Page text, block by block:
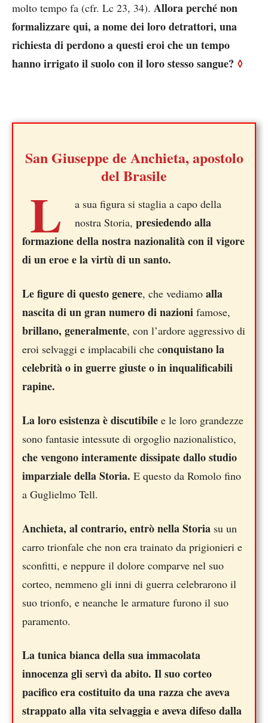
molto tempo fa (cfr. Lc 23, 34). Allora perché non
formalizzare qui, a nome dei loro detrattori, una
richiesta di perdono a questi eroi che un tempo
hanno irrigato il suolo con il loro stesso sangue? ◊
San Giuseppe de Anchieta, apostolo
del Brasile
L
a sua figura si staglia a capo della
nostra Storia, presiedendo alla
formazione della nostra nazionalità con il vigore
di un eroe e la virtù di un santo.
Le figure di questo genere, che vediamo alla
nascita di un gran numero di nazioni famose,
brillano, generalmente, con l’ardore aggressivo di
eroi selvaggi e implacabili che conquistano la
celebrità o in guerre giuste o in inqualificabili
rapine.
La loro esistenza è discutibile e le loro grandezze
sono fantasie intessute di orgoglio nazionalistico,
che vengono interamente dissipate dallo studio
imparziale della Storia. E questo da Romolo fino
a Guglielmo Tell.
Anchieta, al contrario, entrò nella Storia su un
carro trionfale che non era trainato da prigionieri e
sconfitti, e neppure il dolore comparve nel suo
corteo, nemmeno gli inni di guerra celebrarono il
suo trionfo, e neanche le armature furono il suo
paramento.
La tunica bianca della sua immacolata
innocenza gli servì da abito. Il suo corteo
pacifico era costituito da una razza che aveva
strappato alla vita selvaggia e aveva difeso dalla